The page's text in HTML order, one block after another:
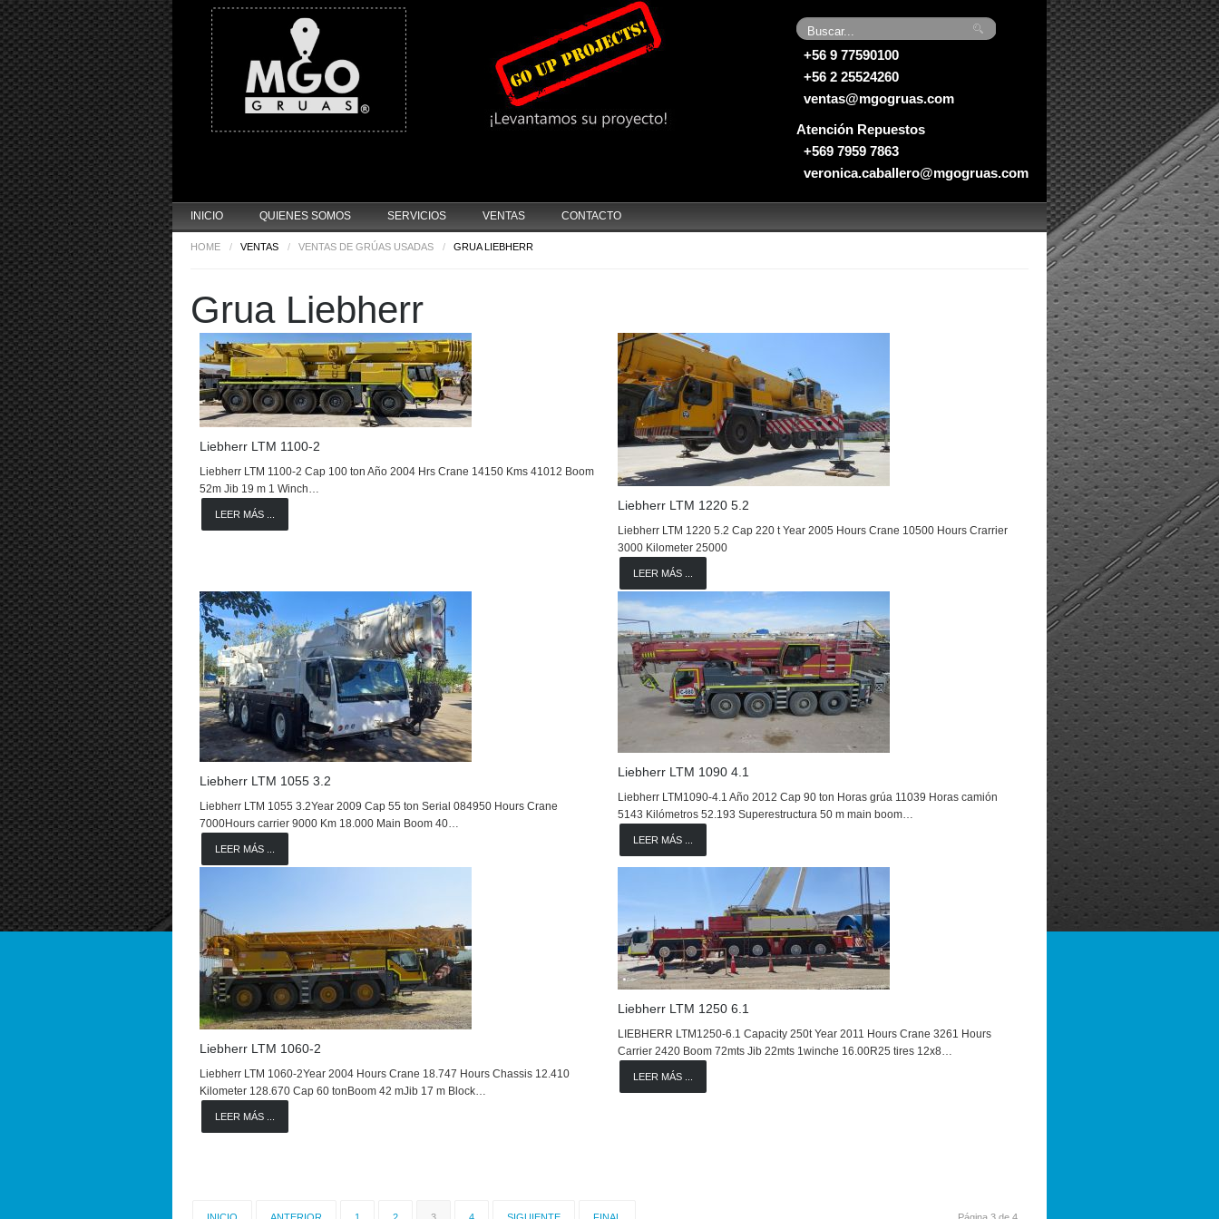
+56 9 77590100
+56 2 25524260
ventas@mgogruas.com
Atención Repuestos
+569 7959 7863
veronica.caballero@mgogruas.com
INICIO QUIENES SOMOS SERVICIOS VENTAS CONTACTO
HOME / VENTAS / VENTAS DE GRÚAS USADAS / GRUA LIEBHERR
Grua Liebherr
Liebherr LTM 1100-2
Liebherr LTM 1100-2 Cap 100 ton Año 2004 Hrs Crane 14150 Kms 41012 Boom
52m Jib 19 m 1 Winch…
LEER MÁS ...
Liebherr LTM 1220 5.2
Liebherr LTM 1220 5.2 Cap 220 t Year 2005 Hours Crane 10500 Hours Crarrier
3000 Kilometer 25000
LEER MÁS ...
Liebherr LTM 1055 3.2
Liebherr LTM 1055 3.2Year 2009 Cap 55 ton Serial 084950 Hours Crane
7000Hours carrier 9000 Km 18.000 Main Boom 40…
LEER MÁS ...
Liebherr LTM 1090 4.1
Liebherr LTM1090-4.1 Año 2012 Cap 90 ton Horas grúa 11039 Horas camión
5143 Kilómetros 52.193 Superestructura 50 m main boom…
LEER MÁS ...
Liebherr LTM 1060-2
Liebherr LTM 1060-2Year 2004 Hours Crane 18.747 Hours Chassis 12.410
Kilometer 128.670 Cap 60 tonBoom 42 mJib 17 m Block…
LEER MÁS ...
Liebherr LTM 1250 6.1
LIEBHERR LTM1250-6.1 Capacity 250t Year 2011 Hours Crane 3261 Hours
Carrier 2420 Boom 72mts Jib 22mts 1winche 16.00R25 tires 12x8…
LEER MÁS ...